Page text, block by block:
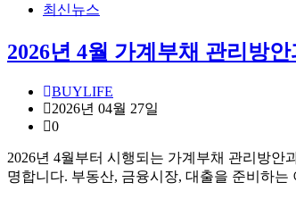
최신뉴스
2026년 4월 가계부채 관리방
BUYLIFE
2026년 04월 27일
0
2026년 4월부터 시행되는 가계부채 관리방
명합니다. 부동산, 금융시장, 대출을 준비하